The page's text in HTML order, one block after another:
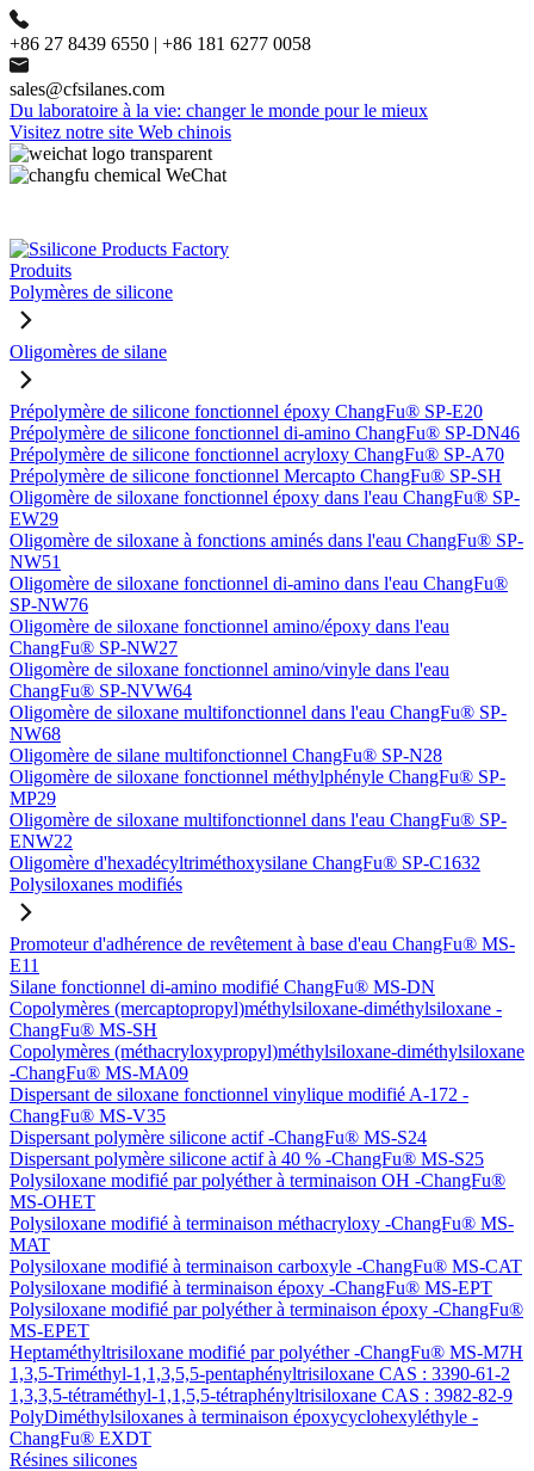
+86 27 8439 6550 | +86 181 6277 0058
sales@cfsilanes.com
Du laboratoire à la vie: changer le monde pour le mieux
Visitez notre site Web chinois
Produits
Polymères de silicone
Oligomères de silane
Prépolymère de silicone fonctionnel époxy ChangFu® SP-E20
Prépolymère de silicone fonctionnel di-amino ChangFu® SP-DN46
Prépolymère de silicone fonctionnel acryloxy ChangFu® SP-A70
Prépolymère de silicone fonctionnel Mercapto ChangFu® SP-SH
Oligomère de siloxane fonctionnel époxy dans l'eau ChangFu® SP-
EW29
Oligomère de siloxane à fonctions aminés dans l'eau ChangFu® SP-
NW51
Oligomère de siloxane fonctionnel di-amino dans l'eau ChangFu®
SP-NW76
Oligomère de siloxane fonctionnel amino/époxy dans l'eau
ChangFu® SP-NW27
Oligomère de siloxane fonctionnel amino/vinyle dans l'eau
ChangFu® SP-NVW64
Oligomère de siloxane multifonctionnel dans l'eau ChangFu® SP-
NW68
Oligomère de silane multifonctionnel ChangFu® SP-N28
Oligomère de siloxane fonctionnel méthylphényle ChangFu® SP-
MP29
Oligomère de siloxane multifonctionnel dans l'eau ChangFu® SP-
ENW22
Oligomère d'hexadécyltriméthoxysilane ChangFu® SP-C1632
Polysiloxanes modifiés
Promoteur d'adhérence de revêtement à base d'eau ChangFu® MS-
E11
Silane fonctionnel di-amino modifié ChangFu® MS-DN
Copolymères (mercaptopropyl)méthylsiloxane-diméthylsiloxane -
ChangFu® MS-SH
Copolymères (méthacryloxypropyl)méthylsiloxane-diméthylsiloxane
-ChangFu® MS-MA09
Dispersant de siloxane fonctionnel vinylique modifié A-172 -
ChangFu® MS-V35
Dispersant polymère silicone actif -ChangFu® MS-S24
Dispersant polymère silicone actif à 40 % -ChangFu® MS-S25
Polysiloxane modifié par polyéther à terminaison OH -ChangFu®
MS-OHET
Polysiloxane modifié à terminaison méthacryloxy -ChangFu® MS-
MAT
Polysiloxane modifié à terminaison carboxyle -ChangFu® MS-CAT
Polysiloxane modifié à terminaison époxy -ChangFu® MS-EPT
Polysiloxane modifié par polyéther à terminaison époxy -ChangFu®
MS-EPET
Heptaméthyltrisiloxane modifié par polyéther -ChangFu® MS-M7H
1,3,5-Triméthyl-1,1,3,5,5-pentaphényltrisiloxane CAS : 3390-61-2
1,3,3,5-tétraméthyl-1,1,5,5-tétraphényltrisiloxane CAS : 3982-82-9
PolyDiméthylsiloxanes à terminaison époxycyclohexyléthyle -
ChangFu® EXDT
Résines silicones